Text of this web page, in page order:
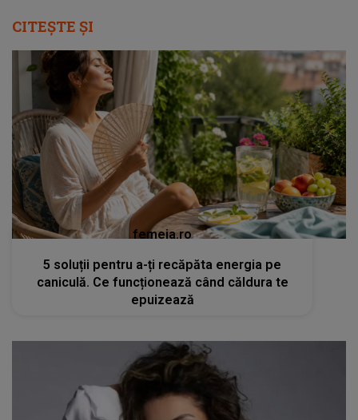
CITEȘTE ȘI
femeia.ro
5 soluții pentru a-ți recăpăta energia pe
caniculă. Ce funcționează când căldura te
epuizează